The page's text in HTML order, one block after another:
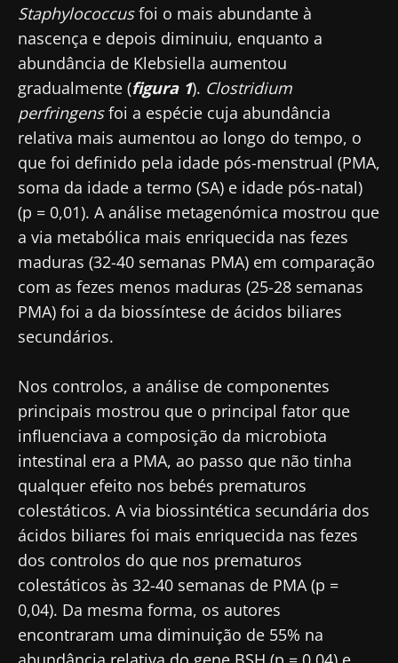
Staphylococcus foi o mais abundante à
nascença e depois diminuiu, enquanto a
abundância de Klebsiella aumentou
gradualmente (figura 1). Clostridium
perfringensfoi a espécie cuja abundância
relativa mais aumentou ao longo do tempo, o
que foi definido pela idade pós-menstrual (PMA,
soma da idade a termo (SA) e idade pós-natal)
(p = 0,01). A análise metagenómica mostrou que
a via metabólica mais enriquecida nas fezes
maduras (32-40 semanas PMA) em comparação
com as fezes menos maduras (25-28 semanas
PMA) foi a da biossíntese de ácidos biliares
secundários.
Nos controlos, a análise de componentes
principais mostrou que o principal fator que
influenciava a composição da microbiota
intestinal era a PMA, ao passo que não tinha
qualquer efeito nos bebés prematuros
colestáticos. A via biossintética secundária dos
ácidos biliares foi mais enriquecida nas fezes
dos controlos do que nos prematuros
colestáticos às 32-40 semanas de PMA (p =
0,04). Da mesma forma, os autores
encontraram uma diminuição de 55% na
Mantenha-se
informado
Junte-se à comunidade de profissionais de
saúde e investigadores da Microbiota e
receba o "Microbiota Digest" e o "HCP
Magazine" para se manter atualizado com as
Fique connosco!
Junte-se à comunidade de profissionais de
saúde e investigadores da Microbiota e
receba o "Microbiota Digest" e o "HCP
Magazine" para se manter atualizado com as
últimas notícias sobre a microbiota.
Gostaria de me inscrever para receber mais
informações sobre a Biocodex